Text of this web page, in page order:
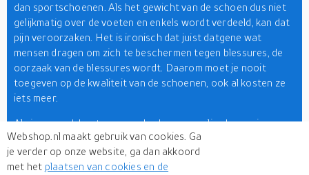
dan sportschoenen. Als het gewicht van de schoen dus niet
gelijkmatig over de voeten en enkels wordt verdeeld, kan dat
pijn veroorzaken. Het is ironisch dat juist datgene wat
mensen dragen om zich te beschermen tegen blessures, de
oorzaak van de blessures wordt. Daarom moet je nooit
toegeven op de kwaliteit van de schoenen, ook al kosten ze
iets meer.
Als je op zoek bent naar werkschoenen online kopen in
Nederland, zoek dan niet verder want je bent op de juiste
plaats. Hier op onze winkelzoekmachine vind je alles van
werkschoenen met stalen neus tot werkschoenen met
Webshop.nl maakt gebruik van cookies. Ga
je verder op onze website, ga dan akkoord
met het plaatsen van cookies en de